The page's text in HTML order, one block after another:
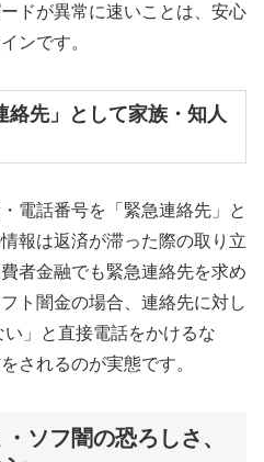
ドが異常に速いことは、安心
ンです。
絡先」として家族・知人
電話番号を「緊急連絡先」と
報は返済が滞った際の取り立
者金融でも緊急連絡先を求め
ト闇金の場合、連絡先に対し
」と直接電話をかけるな
されるのが実態です。
ソフ闇の恐ろしさ、